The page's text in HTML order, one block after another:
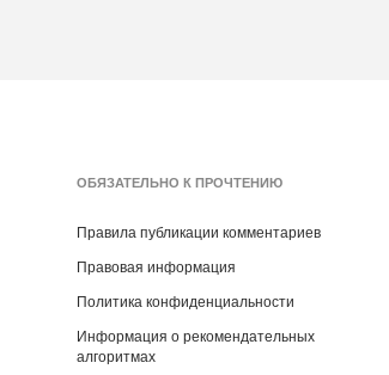
ОБЯЗАТЕЛЬНО К ПРОЧТЕНИЮ
Правила публикации комментариев
Правовая информация
Политика конфиденциальности
Информация о рекомендательных
алгоритмах